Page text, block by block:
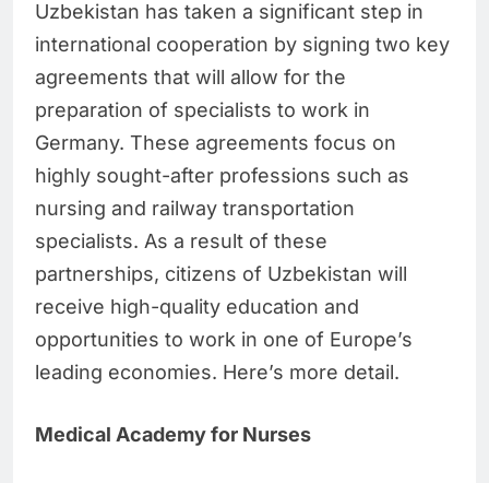
Uzbekistan has taken a significant step in
international cooperation by signing two key
agreements that will allow for the
preparation of specialists to work in
Germany. These agreements focus on
highly sought-after professions such as
nursing and railway transportation
specialists. As a result of these
partnerships, citizens of Uzbekistan will
receive high-quality education and
opportunities to work in one of Europe’s
leading economies. Here’s more detail.
Medical Academy for Nurses